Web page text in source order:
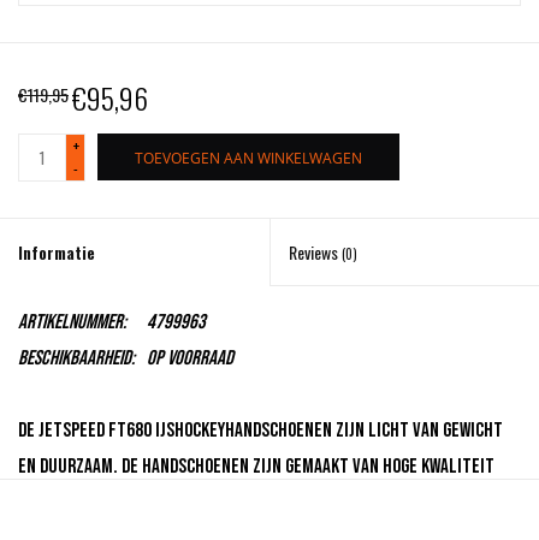
€119,95€95,96
+
-
TOEVOEGEN AAN WINKELWAGEN
Informatie Reviews(0)
Artikelnummer:
4799963
Beschikbaarheid: Op voorraad
De Jetspeed FT680 ijshockeyhandschoenen zijn licht van gewicht
en duurzaam. De handschoenen zijn gemaakt van hoge kwaliteit